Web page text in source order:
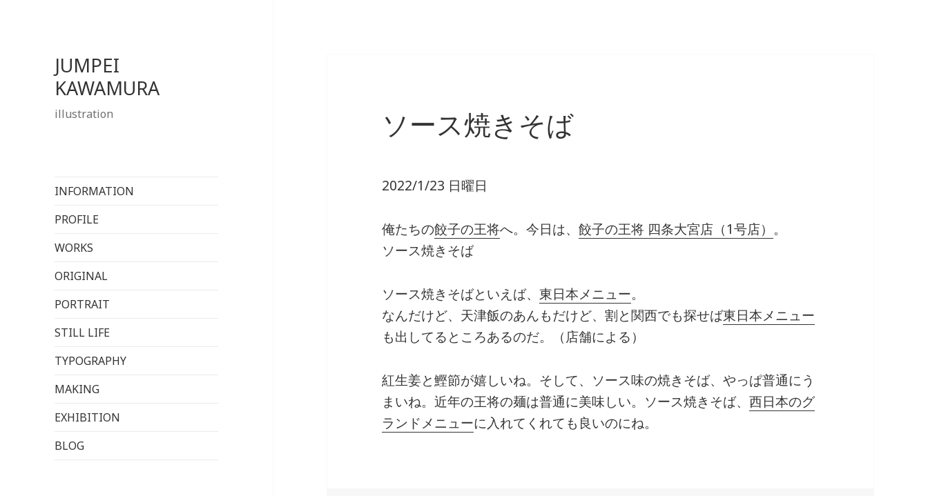
JUMPEI
KAWAMURA
illustration
INFORMATION
PROFILE
WORKS
ORIGINAL
PORTRAIT
STILL LIFE
TYPOGRAPHY
MAKING
EXHIBITION
BLOG
ソース焼きそば
2022/1/23 日曜日
俺たちの餃子の王将へ。今日は、餃子の王将 四条大宮店（1号店） 。
ソース焼きそば
ソース焼きそばといえば、東日本メニュー。
なんだけど、天津飯のあんもだけど、割と関西でも探せば東日本メニュー
も出してるところあるのだ。（店舗による）
紅生姜と鰹節が嬉しいね。そして、ソース味の焼きそば、やっぱ普通にう
まいね。近年の王将の麺は普通に美味しい。ソース焼きそば、西日本のグ
ランドメニューに入れてくれても良いのにね。